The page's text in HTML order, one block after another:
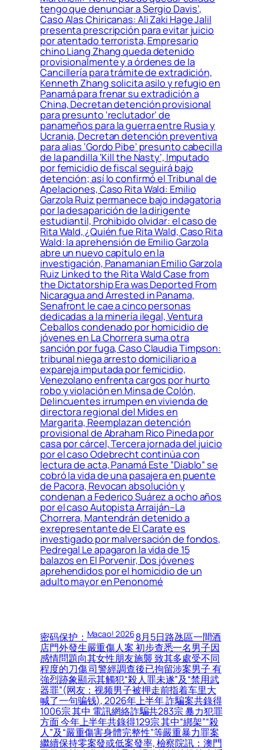
tengo que denunciar a Sergio Davis’,
Caso Alas Chiricanas: Ali Zaki Hage Jalil
presenta prescripción para evitar juicio
por atentado terrorista, Empresario
chino Liang Zhang queda detenido
provisionalmente y a órdenes de la
Cancillería para trámite de extradición,
Kenneth Zhang solicita asilo y refugio en
Panamá para frenar su extradición a
China, Decretan detención provisional
para presunto ‘reclutador’ de
panameños para la guerra entre Rusia y
Ucrania, Decretan detención preventiva
para alias ‘Gordo Pibe’ presunto cabecilla
de la pandilla ‘Kill the Nasty’, Imputado
por femicidio de fiscal seguirá bajo
detención; así lo confirmó el Tribunal de
Apelaciones, Caso Rita Wald: Emilio
Garzola Ruiz permanece bajo indagatoria
por la desaparición de la dirigente
estudiantil, Prohibido olvidar: el caso de
Rita Wald, ¿Quién fue Rita Wald, Caso Rita
Wald: la aprehensión de Emilio Garzola
abre un nuevo capítulo en la
investigación, Panamanian Emilio Garzola
Ruiz Linked to the Rita Wald Case from
the Dictatorship Era was Deported From
Nicaragua and Arrested in Panama,
Senafront le cae a cinco personas
dedicadas a la minería ilegal, Ventura
Ceballos condenado por homicidio de
jóvenes en La Chorrera suma otra
sanción por fuga, Caso Claudia Timpson:
tribunal niega arresto domiciliario a
expareja imputada por femicidio,
Venezolano enfrenta cargos por hurto
robo y violación en Minsa de Colón,
Delincuentes irrumpen en vivienda de
directora regional del Mides en
Margarita, Reemplazan detención
provisional de Abraham Rico Pineda por
casa por cárcel, Tercera jornada del juicio
por el caso Odebrecht continúa con
lectura de acta, Panamá Este ”Diablo” se
cobró la vida de una pasajera en puente
de Pacora, Revocan absolución y
condenan a Federico Suárez a ocho años
por el caso Autopista Arraiján–La
Chorrera, Mantendrán detenido a
exrepresentante de El Carate es
investigado por malversación de fondos,
Pedregal Le apagaron la vida de 15
balazos en El Porvenir, Dos jóvenes
aprehendidos por el homicidio de un
adulto mayor en Penonomé
密码保护：Macao! 20268月5日路氹區一間酒
店門外發生嚴重傷人案 初步查悉一名男子因
感情問題向其女性朋友施襲 致其多處受不同
程度的刀傷 司警經調查後已拘留涉案男子 有
強烈跡象顯示其觸犯“殺人罪未遂”及“禁用武
器罪”(网友：视频男子被押走前指着车里大
喊了一句骗钱), 2026年上半年 詐騙案共錄得
1006宗 其中 電訊網絡詐騙共283宗 暴力犯罪
方面 今年上半年共錄得129宗 其中“綁架”“殺
人”及“嚴重傷害身體完整性”等嚴重暴力罪案
繼續保持零案發或低案發率, 檢察院訊：澳門